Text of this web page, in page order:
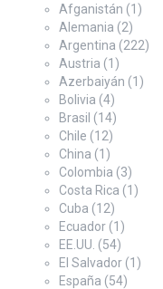
Afganistán (1)
Alemania (2)
Argentina (222)
Austria (1)
Azerbaiyán (1)
Bolivia (4)
Brasil (14)
Chile (12)
China (1)
Colombia (3)
Costa Rica (1)
Cuba (12)
Ecuador (1)
EE.UU. (54)
El Salvador (1)
España (54)